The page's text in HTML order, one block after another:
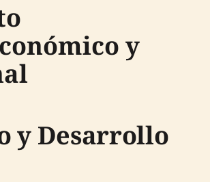
y
y Desarrollo